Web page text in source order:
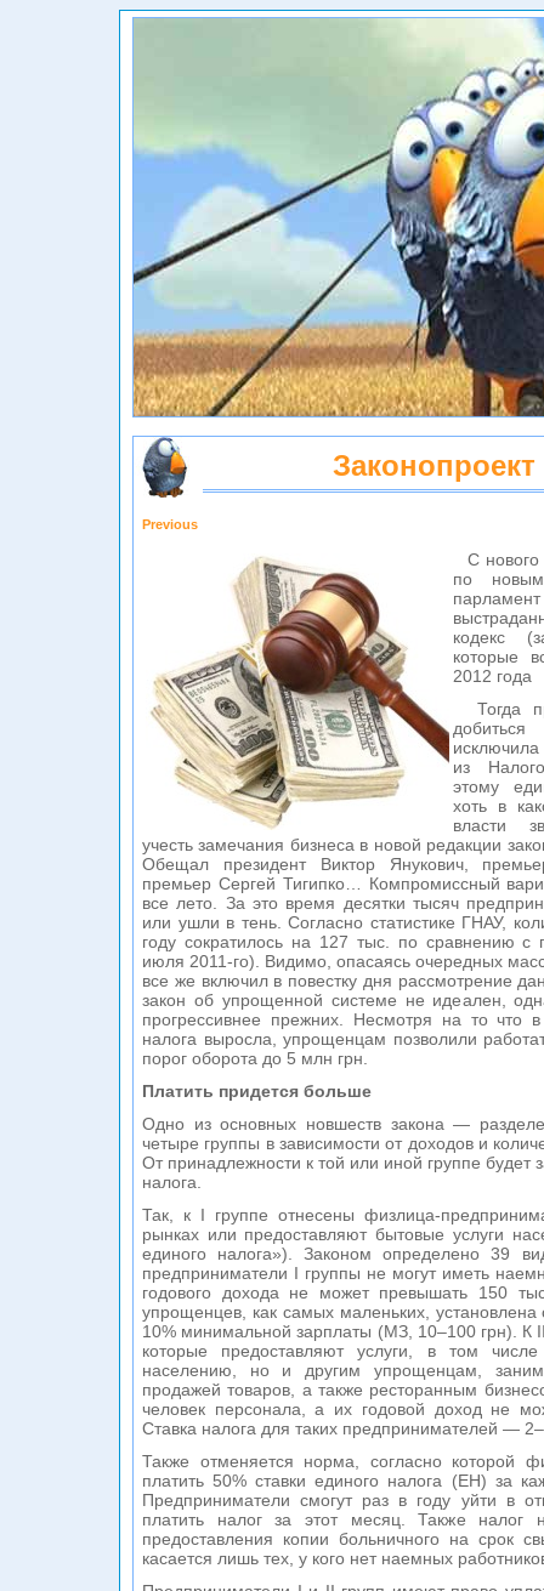
Previous
С нового
по
кодекс
которые
2012 года
Тогда
из
этому
хоть в
власти
учесть замечания бизнеса в новой редакции
Обещал президент Виктор Янукович,
премьер Сергей Тигипко… Компромиссный
все лето. За это время десятки тысяч
или ушли в тень. Согласно статистике ГНАУ,
году сократилось на 127 тыс. по сравнению
июля 2011-го). Видимо, опасаясь очередных
все же включил в повестку дня рассмотрение
закон об упрощенной системе не идеален,
прогрессивнее прежних. Несмотря на то что в
налога выросла, упрощенцам позволили
порог оборота до 5 млн грн.
Платить придется больше
Одно из основных новшеств закона —
четыре группы в зависимости от доходов и
От принадлежности к той или иной группе будет
налога.
Так, к I группе отнесены физлица-
рынках или предоставляют бытовые услуги
единого налога»). Законом определено 39
предприниматели I группы не могут иметь
годового дохода не может превышать 150
упрощенцев, как самых маленьких, установлена
10% минимальной зарплаты (МЗ, 10–100 грн). К
которые предоставляют услуги, в том
населению, но и другим упрощенцам,
продажей товаров, а также ресторанным
человек персонала, а их годовой доход не
Ставка налога для таких предпринимателей —
Также отменяется норма, согласно которой
платить 50% ставки единого налога (ЕН) за
Предприниматели смогут раз в году уйти в
платить налог за этот месяц. Также налог
предоставления копии больничного на срок
касается лишь тех, у кого нет наемных